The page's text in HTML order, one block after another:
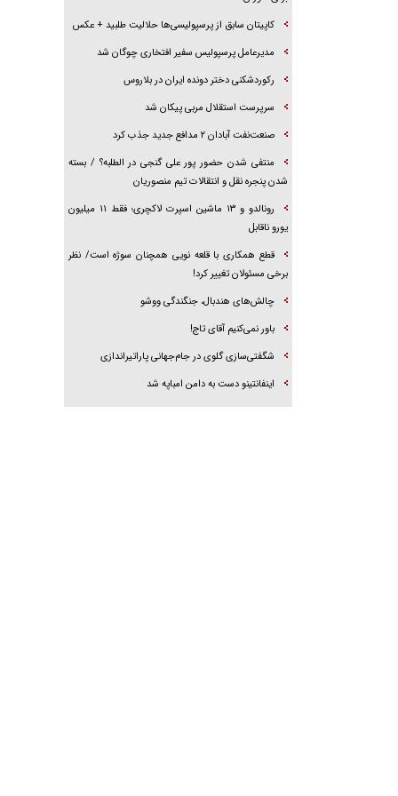
کاپیتان سابق از پرسپولیسی‌ها حلالیت طلبید + عکس
مدیرعامل پرسپولیس سفیر افتخاری چوگان شد
رکوردشکنی دختر دونده ایران در بلاروس
سرپرست استقلال مربی پیکان شد
صنعت‌نفت آبادان ۲ مدافع جدید جذب کرد
منتفی شدن حضور پور علی گنجی در الطلبه؟ / بسته
شدن پنجره نقل و انتقالات تیم منصوریان
رونالدو و ۱۳ ماشین اسپرت لاکچری؛ فقط ۱۱ میلیون
یورو ناقابل
قطع همکاری با قلعه نویی همچنان سوژه است/ نظر
برخی مسئولان تغییر کرد!
چالش‌های هندبال، جنگندگی ووشو
باور نمی‌کنیم آقای تاج!
شگفتی‌سازی گلوی در جام‌جهانی پاراتیراندازی
اینفانتینو دست به دامن امباپه شد